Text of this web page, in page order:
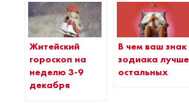
Житейский
гороскоп на
неделю 3-9
декабря
В чем ваш знак
зодиака лучше
остальных